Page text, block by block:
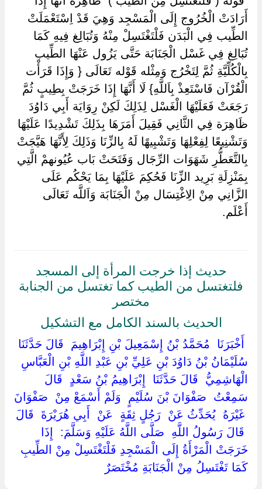
أَرَادَتْ الْخُرُوج إِلَى الْمَسْجِد وَهِيَ قَدْ اِسْتَعْمَلَتْ
الطِّيب فِي الْبَدَن فَلْتَغْتَسِلْ مِنْهُ وَتُبَالِغ فِيهِ كَمَا
تُبَالِغ فِي غَسْل الْجَنَابَة حَتَّى يَزُول عَنْهَا الطِّيب
بِالْكُلِّيَّةِ ثُمَّ لِتَخْرُج وَمِثْله قَوْله تَعَالَى { وَإِذَا قَرَأْت
الْقُرْآن فَاسْتَعِذْ بِاَللَّهِ} لَا أَنَّهَا إِذَا خَرَجَتْ بِطِيبٍ ثُمَّ
رَجَعَتْ فَعَلَيْهَا الْغَسْل لِذَلِكَ لَكِنْ رِوَايَة أَبِي دَاوُدَ
ظَاهِرَة فِي الثَّانِي فَقِيلَ أَمَرَهَا بِذَلِكَ تَشْدِيدًا عَلَيْهَا
وَتَشْنِيعًا لِفِعْلِهَا وَتَشْبِيهًا لَهُ بِالزِّنَا وَذَلِكَ لِأَنَّهَا هَيَّجَتْ
بِالتَّعَطُّرِ شَهَوَات الرِّجَال وَفَتَحَتْ بَاب عُيُونهمْ الَّتِي
بِمَنْزِلَةِ بَرِيد الزِّنَا فَحُكِمَ عَلَيْهَا بِمَا يَحْكُم عَلَى
الزَّانِي مِنْ الِاغْتِسَال مِنْ الْجَنَابَة وَاَللَّه تَعَالَى
أَعْلَم.
حديث إذا خرجت المرأة إلى المسجد
فلتغتسل من الطيب كما تغتسل من الجنابة
مختصر
الحديث بالسند الكامل مع التشكيل
‏ ‏أَخْبَرَنَا ‏ ‏مُحَمَّدُ بْنُ إِسْمَعِيلَ بْنِ إِبْرَاهِيمَ ‏ ‏قَالَ حَدَّثَنَا ‏
‏سُلَيْمَانُ بْنُ دَاوُدَ بْنِ عَلِيِّ بْنِ عَبْدِ اللَّهِ بْنِ الْعَبَّاسِ
الْهَاشِمِيُّ ‏ ‏قَالَ حَدَّثَنَا ‏ ‏إِبْرَاهِيمُ بْنُ سَعْدٍ ‏ ‏قَالَ
سَمِعْتُ ‏ ‏صَفْوَانَ بْنَ سُلَيْمٍ ‏ ‏وَلَمْ أَسْمَعْ مِنْ ‏ ‏صَفْوَانَ
‏ ‏غَيْرَهُ ‏ ‏يُحَدِّثُ عَنْ ‏ ‏رَجُلٍ ثِقَةٍ ‏ ‏عَنْ ‏ ‏أَبِي هُرَيْرَةَ ‏ ‏قَالَ
‏ ‏قَالَ رَسُولُ اللَّهِ ‏ ‏صَلَّى اللَّهُ عَلَيْهِ وَسَلَّمَ: ‏ ‏إِذَا
خَرَجَتْ الْمَرْأَةُ إِلَى الْمَسْجِدِ فَلْتَغْتَسِلْ مِنْ الطِّيبِ
كَمَا تَغْتَسِلُ مِنْ الْجَنَابَةِ مُخْتَصَرٌ ‏